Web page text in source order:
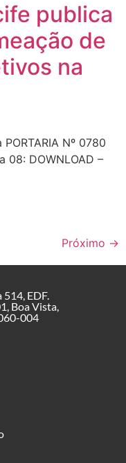
publica
de
na
Nº 0780
08: DOWNLOAD –
Próximo →
514, EDF.
Boa Vista,
004